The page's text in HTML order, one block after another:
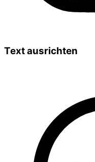
Text ausrichten